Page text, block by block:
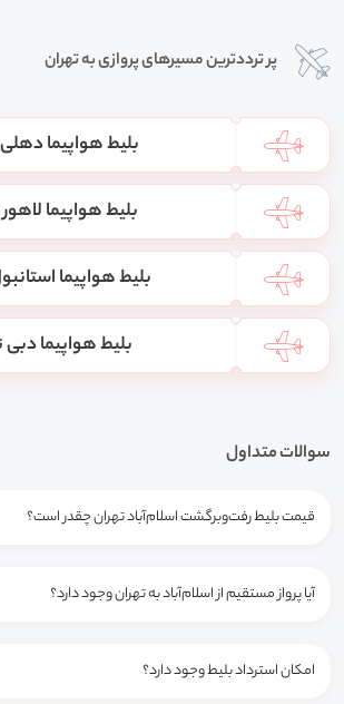
پر ترددترین مسیرهای پروازی به تهران
بلیط هواپیما
بلیط هواپیما
بلیط هواپیما
بلیط هواپیما دبی
سوالات متداول
قیمت بلیط رفت‌وبرگشت اسلام‌آباد تهران چقدر است؟
آیا پرواز مستقیم از اسلام‌آباد به تهران وجود دارد؟
امکان استرداد بلیط وجود دارد؟